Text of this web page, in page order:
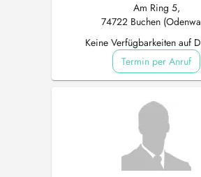
Am Ring 5,
74722 Buchen
Keine Verfügbarkeiten auf
Termin per Anruf